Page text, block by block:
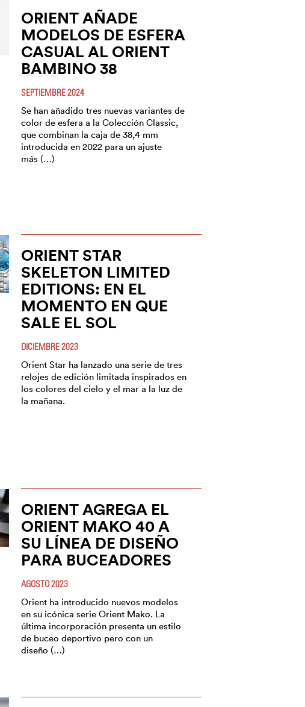
ORIENT AÑADE
MODELOS DE ESFERA
CASUAL AL ORIENT
BAMBINO 38
SEPTIEMBRE 2024
Se han añadido tres nuevas variantes de
color de esfera a la Colección Classic,
que combinan la caja de 38,4 mm
introducida en 2022 para un ajuste
más (…)
ORIENT STAR
SKELETON LIMITED
EDITIONS: EN EL
MOMENTO EN QUE
SALE EL SOL
DICIEMBRE 2023
Orient Star ha lanzado una serie de tres
relojes de edición limitada inspirados en
los colores del cielo y el mar a la luz de
la mañana.
ORIENT AGREGA EL
ORIENT MAKO 40 A
SU LÍNEA DE DISEÑO
PARA BUCEADORES
AGOSTO 2023
Orient ha introducido nuevos modelos
en su icónica serie Orient Mako. La
última incorporación presenta un estilo
de buceo deportivo pero con un
diseño (…)